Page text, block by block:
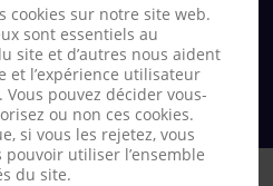
cookies sur notre site web.
sont essentiels au
site et d’autres nous aident
et l’expérience utilisateur
Vous pouvez décider vous-
ou non ces cookies.
si vous les rejetez, vous
utiliser l’ensemble
du site.